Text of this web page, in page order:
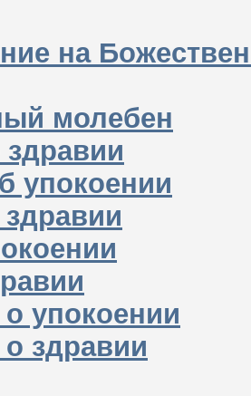
на
молебен
упокоении
упокоении
здравии